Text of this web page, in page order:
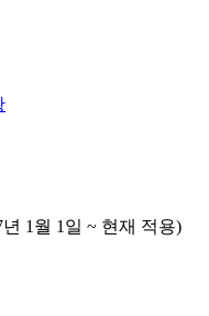
1월 1일 ~ 현재 적용)